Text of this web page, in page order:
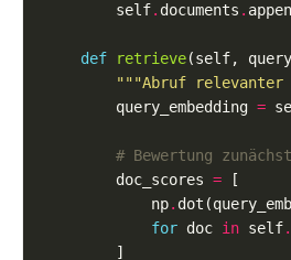
        self
. documents .
def retrieve(self,
"""Abruf relevanter
        query_embedding
=
# Bewertung
        doc_scores
=
            np
.
for doc in self.